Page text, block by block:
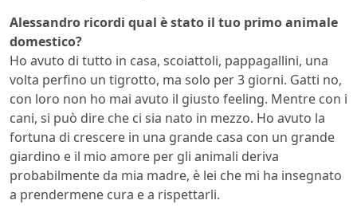
Alessandro ricordi qual è stato il tuo primo animale
domestico?
Ho avuto di tutto in casa, scoiattoli, pappagallini, una
volta perfino un tigrotto, ma solo per 3 giorni. Gatti no,
con loro non ho mai avuto il giusto feeling. Mentre con i
cani, si può dire che ci sia nato in mezzo. Ho avuto la
fortuna di crescere in una grande casa con un grande
giardino e il mio amore per gli animali deriva
probabilmente da mia madre, è lei che mi ha insegnato
a prendermene cura e a rispettarli.